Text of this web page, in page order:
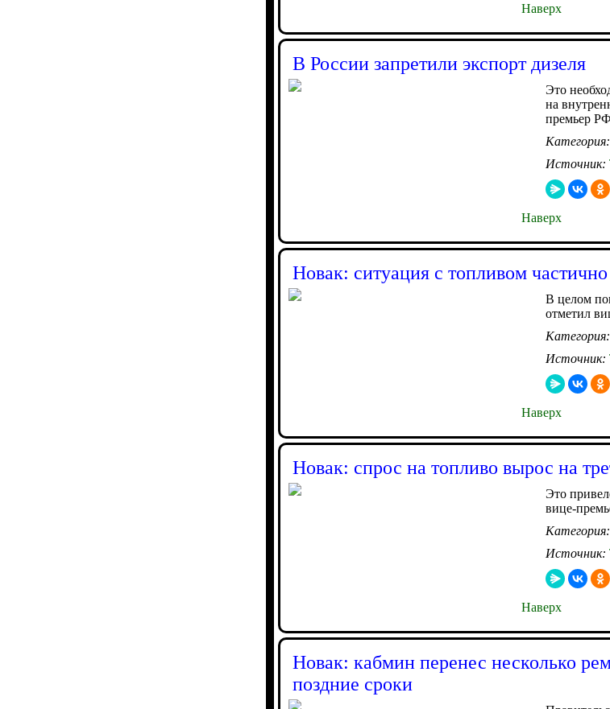
Наверх
В России запретили экспорт дизеля
Это
на
премьер
Категория:
Источник:
Наверх
Новак: ситуация с топливом
В целом
отметил
Категория:
Источник:
Наверх
Новак: спрос на топливо вырос на
Это
вице-
Категория:
Источник:
Наверх
Новак: кабмин перенес несколько
поздние сроки